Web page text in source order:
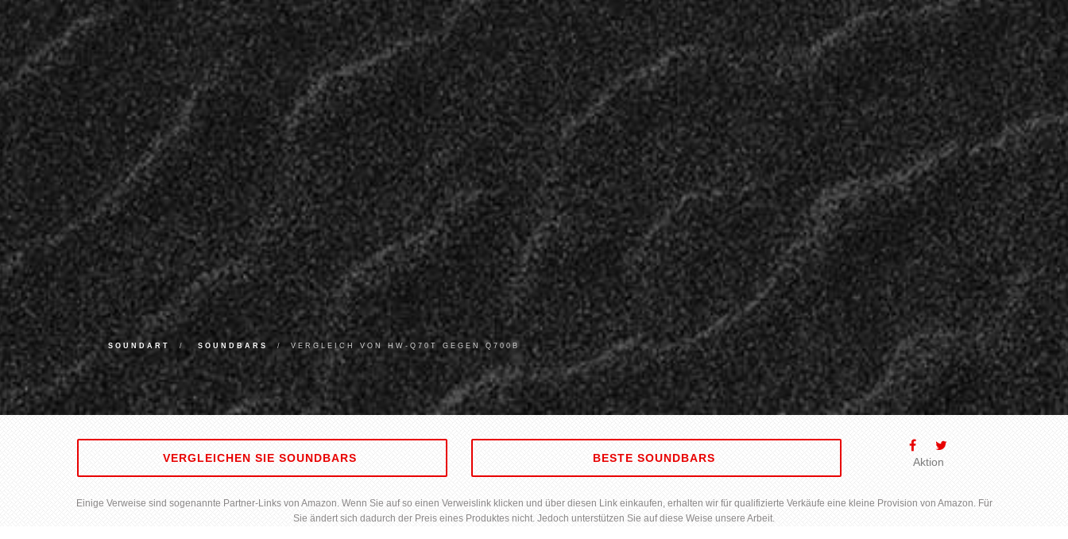
SOUNDART SOUNDBARS VERGLEICH VON HW-Q70T GEGEN Q700B
VERGLEICHEN SIE SOUNDBARS BESTE SOUNDBARS Aktion
Einige Verweise sind sogenannte Partner-Links von Amazon. Wenn Sie auf so einen Verweislink klicken und über diesen Link einkaufen, erhalten wir für qualifizierte Verkäufe eine kleine Provision von Amazon. Für
Sie ändert sich dadurch der Preis eines Produktes nicht. Jedoch unterstützen Sie auf diese Weise unsere Arbeit.